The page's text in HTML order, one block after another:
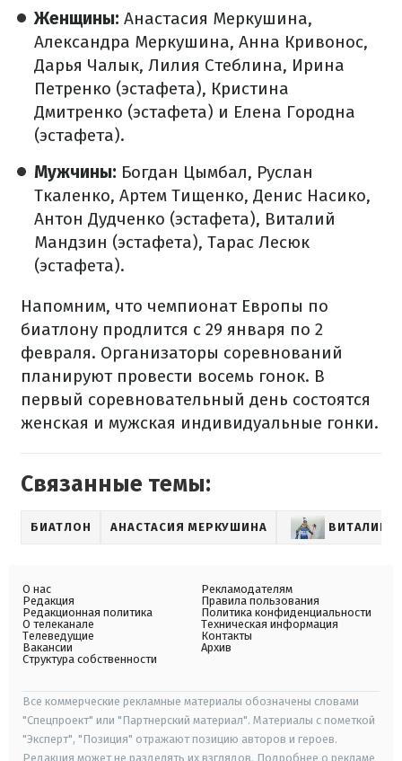
Женщины: Анастасия Меркушина,
Александра Меркушина, Анна Кривонос,
Дарья Чалык, Лилия Стеблина, Ирина
Петренко (эстафета), Кристина
Дмитренко (эстафета) и Елена Городна
(эстафета).
Мужчины: Богдан Цымбал, Руслан
Ткаленко, Артем Тищенко, Денис Насико,
Антон Дудченко (эстафета), Виталий
Мандзин (эстафета), Тарас Лесюк
(эстафета).
Напомним, что чемпионат Европы по
биатлону продлится с 29 января по 2
февраля. Организаторы соревнований
планируют провести восемь гонок. В
первый соревновательный день состоятся
женская и мужская индивидуальные гонки.
Связанные темы:
БИАТЛОН АНАСТАСИЯ МЕРКУШИНА ВИТАЛИЙ
О нас
Редакция
Редакционная политика
О телеканале
Телеведущие
Вакансии
Структура собственности
Рекламодателям
Правила пользования
Политика конфиденциальности
Техническая информация
Контакты
Архив
Все коммерческие рекламные материалы обозначены словами
"Спецпроект" или "Партнерский материал". Материалы с пометкой
"Эксперт", "Позиция" отражают позицию авторов и героев.
Редакция может не разделять их взглядов. Подробнее о рекламе